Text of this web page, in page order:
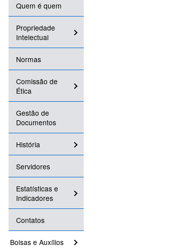
Quem é quem
Propriedade
Intelectual
Normas
Comissão de
Ética
Gestão de
Documentos
História
Servidores
Estatísticas e
Indicadores
Contatos
Bolsas e Auxílios